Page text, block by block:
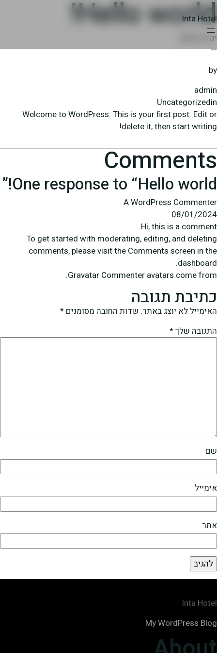
לדלג
לתוכן
Inta Hotel
Hello world!
ינו 8, 2024
—
by
admin
in
Uncategorized
Welcome to WordPress. This is your first post. Edit or
delete it, then start writing!
Comments
One response to “Hello world!”
A WordPress Commenter
08/01/2024
Hi, this is a comment.
To get started with moderating, editing, and deleting
comments, please visit the Comments screen in the
dashboard.
Commenter avatars come from
Gravatar
.
כתיבת תגובה
האימייל לא יוצג באתר. שדות החובה מסומנים *
התגובה שלך*
שם
אימייל
אתר
Inta Hotel
My WordPress Blog